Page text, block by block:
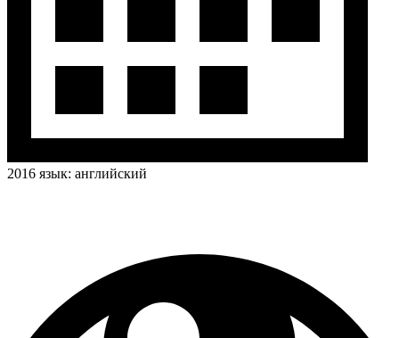
2016 язык: английский